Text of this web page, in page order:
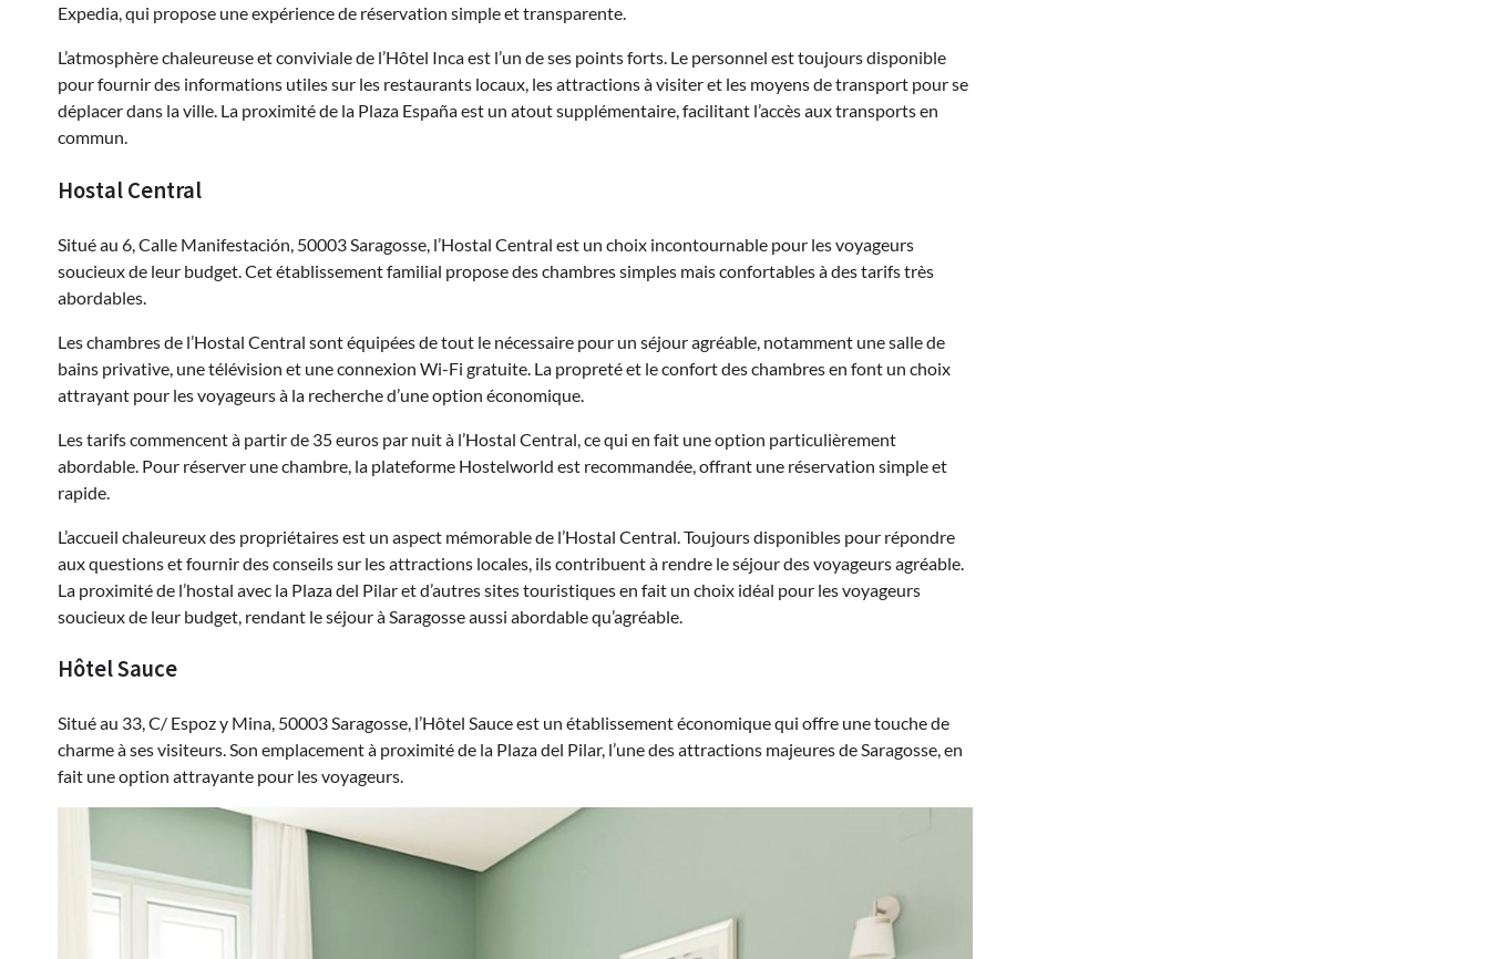
Expedia, qui propose une expérience de réservation simple et transparente.
L’atmosphère chaleureuse et conviviale de l’Hôtel Inca est l’un de ses points forts. Le personnel est toujours disponible
pour fournir des informations utiles sur les restaurants locaux, les attractions à visiter et les moyens de transport pour se
déplacer dans la ville. La proximité de la Plaza España est un atout supplémentaire, facilitant l’accès aux transports en
commun.
Hostal Central
Situé au 6, Calle Manifestación, 50003 Saragosse, l’Hostal Central est un choix incontournable pour les voyageurs
soucieux de leur budget. Cet établissement familial propose des chambres simples mais confortables à des tarifs très
abordables.
Les chambres de l’Hostal Central sont équipées de tout le nécessaire pour un séjour agréable, notamment une salle de
bains privative, une télévision et une connexion Wi-Fi gratuite. La propreté et le confort des chambres en font un choix
attrayant pour les voyageurs à la recherche d’une option économique.
Les tarifs commencent à partir de 35 euros par nuit à l’Hostal Central, ce qui en fait une option particulièrement
abordable. Pour réserver une chambre, la plateforme Hostelworld est recommandée, offrant une réservation simple et
rapide.
L’accueil chaleureux des propriétaires est un aspect mémorable de l’Hostal Central. Toujours disponibles pour répondre
aux questions et fournir des conseils sur les attractions locales, ils contribuent à rendre le séjour des voyageurs agréable.
La proximité de l’hostal avec la Plaza del Pilar et d’autres sites touristiques en fait un choix idéal pour les voyageurs
soucieux de leur budget, rendant le séjour à Saragosse aussi abordable qu’agréable.
Hôtel Sauce
Situé au 33, C/ Espoz y Mina, 50003 Saragosse, l’Hôtel Sauce est un établissement économique qui offre une touche de
charme à ses visiteurs. Son emplacement à proximité de la Plaza del Pilar, l’une des attractions majeures de Saragosse, en
fait une option attrayante pour les voyageurs.